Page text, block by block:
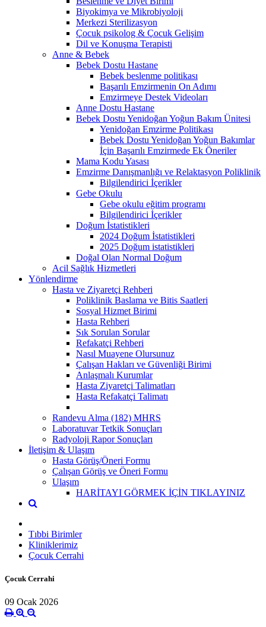
Biyokimya ve Mikrobiyoloji
Merkezi Sterilizasyon
Çocuk psikolog & Çocuk Gelişim
Dil ve Konuşma Terapisti
Anne & Bebek
Bebek Dostu Hastane
Bebek beslenme politikası
Başarılı Emzirmenin On Adımı
Emzirmeye Destek Videoları
Anne Dostu Hastane
Bebek Dostu Yenidoğan Yoğun Bakım Ünitesi
Yenidoğan Emzirme Politikası
Bebek Dostu Yenidoğan Yoğun Bakımlar
İçin Başarılı Emzirmede Ek Öneriler
Mama Kodu Yasası
Emzirme Danışmanlığı ve Relaktasyon Poliklinik
Bilgilendirici İçerikler
Gebe Okulu
Gebe okulu eğitim programı
Bilgilendirici İçerikler
Doğum İstatistikleri
2024 Doğum İstatistikleri
2025 Doğum istatistikleri
Doğal Olan Normal Doğum
Acil Sağlık Hizmetleri
Yönlendirme
Hasta ve Ziyaretçi Rehberi
Poliklinik Baslama ve Bitis Saatleri
Sosyal Hizmet Birimi
Hasta Rehberi
Sık Sorulan Sorular
Refakatçi Rehberi
Nasıl Muayene Olursunuz
Çalışan Hakları ve Güvenliği Birimi
Anlaşmalı Kurumlar
Hasta Ziyaretçi Talimatları
Hasta Refakatçi Talimatı
Randevu Alma (182) MHRS
Laboratuvar Tetkik Sonuçları
Radyoloji Rapor Sonuçları
İletişim & Ulaşım
Hasta Görüş/Öneri Formu
Çalışan Görüş ve Öneri Formu
Ulaşım
HARİTAYI GÖRMEK İÇİN TIKLAYINIZ
Tıbbi Birimler
Kliniklerimiz
Çocuk Cerrahi
Çocuk Cerrahi
09 Ocak 2026